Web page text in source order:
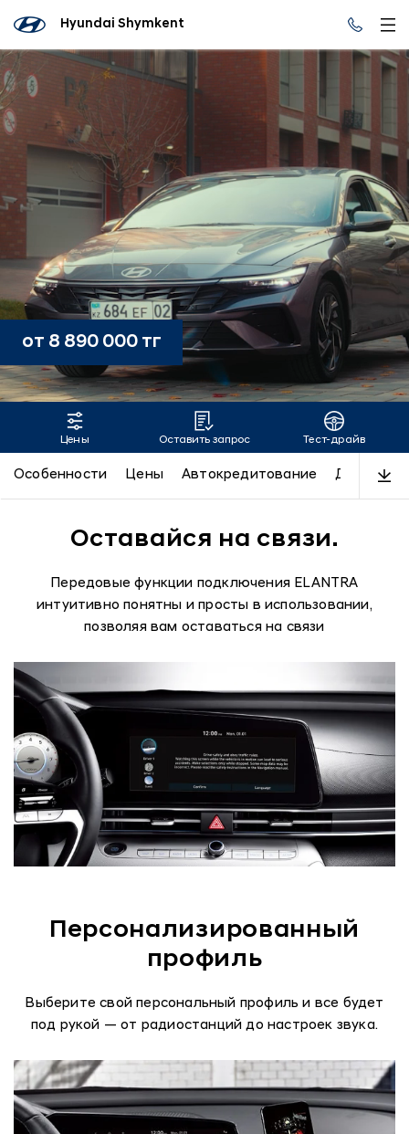
Hyundai Shymkent
ELANTRA
от 8 890 000 тг
Цены Оставить запрос Тест-драйв
Особенности Цены Автокредитование Дизайн
Оставайся на связи.
Передовые функции подключения ELANTRA
интуитивно понятны и просты в использовании,
позволяя вам оставаться на связи
Персонализированный
профиль
Выберите свой персональный профиль и все будет
под рукой — от радиостанций до настроек звука.